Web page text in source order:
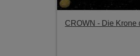
CROWN - Die Krone